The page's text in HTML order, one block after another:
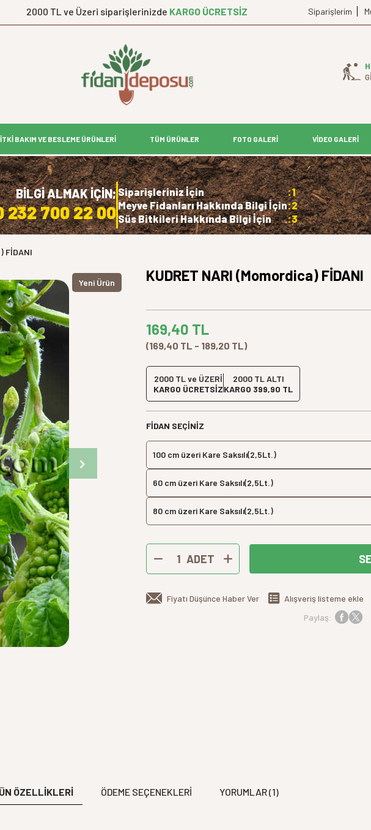
2000 TL ve Üzeri siparişlerinizde KARGO ÜCRETSİZ Siparişlerim
BAKIM VE BESLEME ÜRÜNLERİ TÜM ÜRÜNLER FOTO GALERİ VİDEO GALERİ
BİLGİ ALMAK İÇİN;
232 700 22 00
Siparişleriniz İçin
Meyve Fidanları Hakkında Bilgi İçin
Süs Bitkileri Hakkında Bilgi İçin
:1
:2
:3
FİDANI
Yeni Ürün KUDRET NARI (Momordica) FİDANI
169,40 TL
(169,40 TL - 189,20 TL)
2000 TL ve ÜZERİ
KARGO ÜCRETSİZ
2000 TL ALTI
KARGO 399,90 TL
FIDAN SEÇINIZ
100 cm üzeri Kare Saksılı(2,5Lt.)
60 cm üzeri Kare Saksılı(2,5Lt.)
80 cm üzeri Kare Saksılı(2,5Lt.)
ADET
Alışveriş listeme ekle
Fiyatı Düşünce Haber Ver
Paylaş:
ÖZELLİKLERİ ÖDEME SEÇENEKLERI YORUMLAR (1)